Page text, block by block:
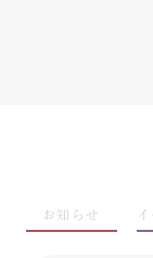
お知らせ